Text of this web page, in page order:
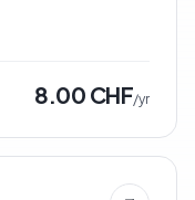
8.00 CHF/yr